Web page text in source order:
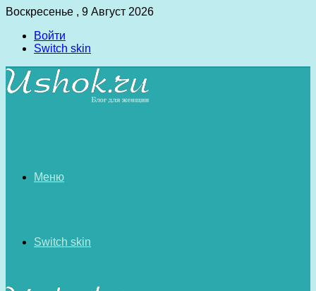
Воскресенье , 9 Август 2026
Войти
Switch skin
Меню
Switch skin